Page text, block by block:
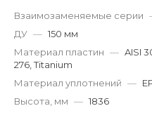
Взаимозаменяемые серии
ДУ — 150 мм
Материал пластин — AISI
276, Titanium
Материал уплотнений —
Высота, мм — 1836